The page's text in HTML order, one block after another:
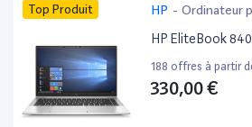
Top Produit HP - Ordinateur
HP EliteBook 840
188 offres à partir
330,00 €